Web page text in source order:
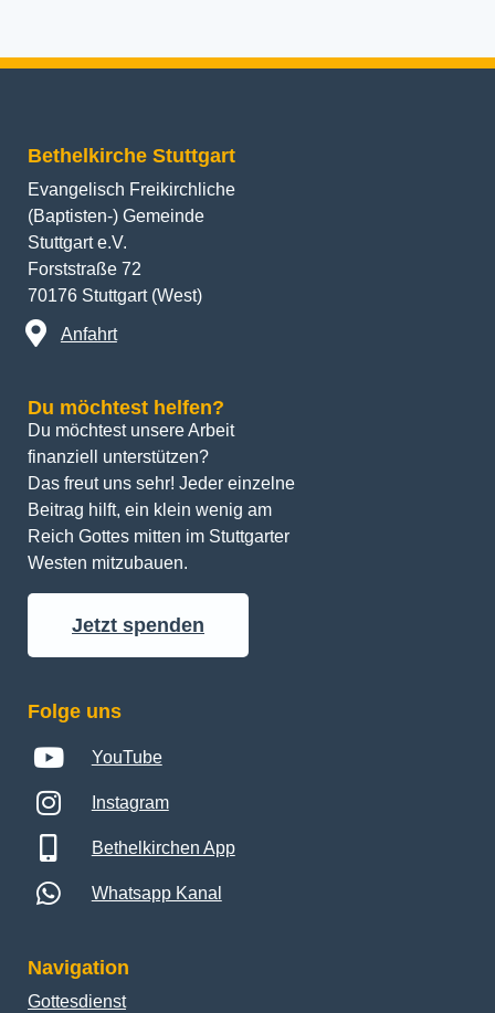
Bethelkirche Stuttgart
Evangelisch Freikirchliche
(Baptisten-) Gemeinde
Stuttgart e.V.
Forststraße 72
70176 Stuttgart (West)
Anfahrt
Du möchtest helfen?
Du möchtest unsere Arbeit
finanziell unterstützen?
Das freut uns sehr! Jeder einzelne
Beitrag hilft, ein klein wenig am
Reich Gottes mitten im Stuttgarter
Westen mitzubauen.
Jetzt spenden
Folge uns
YouTube
Instagram
Bethelkirchen App
Whatsapp Kanal
Navigation
Gottesdienst